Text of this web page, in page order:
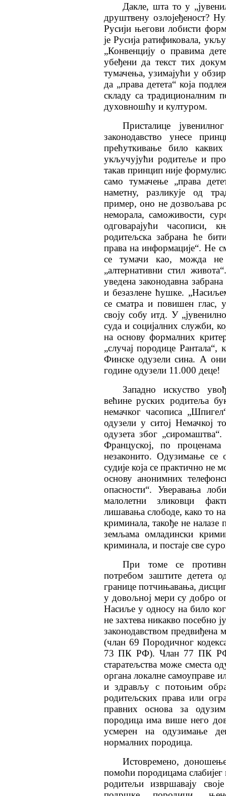
Дакле, шта то у
друштвену озлојеђеност?
Русији његови лобисти
је Русија ратификовала,
„Конвенцију о правима
убеђени да текст тих
тумачења, узимајући у
да „права детета“ која
складу са традиционалним
духовношћу и културом.
Присталице
законодавство унесе
прећуткивање било
укључујући родитеље и
такав принцип није
само тумачење „права
наметну, разликује од
пример, оно не дозвољава
неморала, саможивости,
одговарајући часописи,
родитељска забрана ће
права на информације“. Не
се тумачи као, можда не
„алтернативни стил
уведена законодавна
и безазлене ћушке.
се сматра и повишен глас,
своју собу итд. У
суда и социјалних служби,
на основу формалних
„случај породице Рантала“,
Финске одузели сина. А
године одузели 11.000 деце!
Западно искуство
већине руских родитеља
немачког часописа
одузели у ситој Немачкој
одузета због
Француској, по
незаконито. Одузимање
судије која се практично не
основу анонимних
опасности“. Уверавања
малолетни зликовци
лишавања слободе, како то
криминала, такође не
земљама омладински
криминала, и постаје све
При томе се
потребом заштите детета
границе потчињавања,
у довољној мери су добро
Насиље у односу на било
не захтева никакво посебно
законодавством
(члан 69 Породичног
73 ПК РФ). Члан 77 ПК РФ
старатељства може сместа
органа локалне самоуправе
и здрављу с потоњим
родитељских права или
правних основа за
породица има више него
усмерен на одузимање
нормалних породица.
Истовремено,
помоћи породицама
родитељи извршавају